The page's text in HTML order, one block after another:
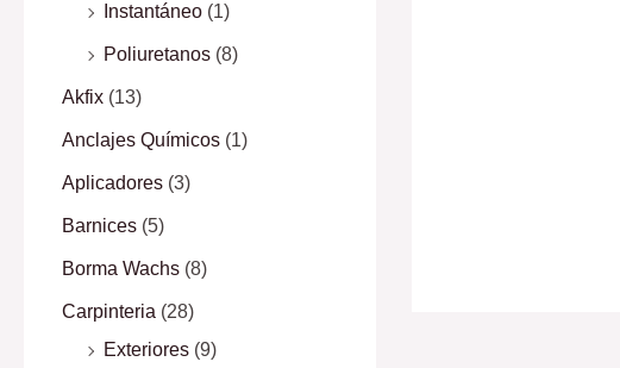
Instantáneo (1)
Poliuretanos (8)
Akfix (13)
Anclajes Químicos (1)
Aplicadores (3)
Barnices (5)
Borma Wachs (8)
Carpinteria (28)
Exteriores (9)